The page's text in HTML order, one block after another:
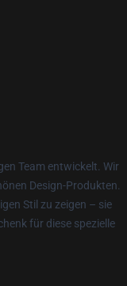
Team entwickelt. Wir
Design-Produkten.
Stil zu zeigen – sie
für diese spezielle